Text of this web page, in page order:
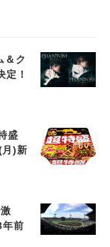
＆ク
定！
盛
)新
前